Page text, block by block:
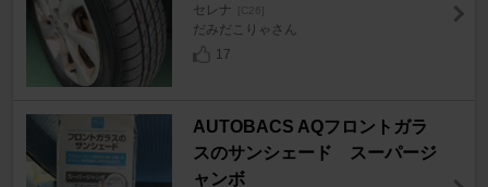
セレナ [C26]
だみだこりゃさん
17
AUTOBACS AQフロントガラ
スのサンシェード スーパージ
ャンボ